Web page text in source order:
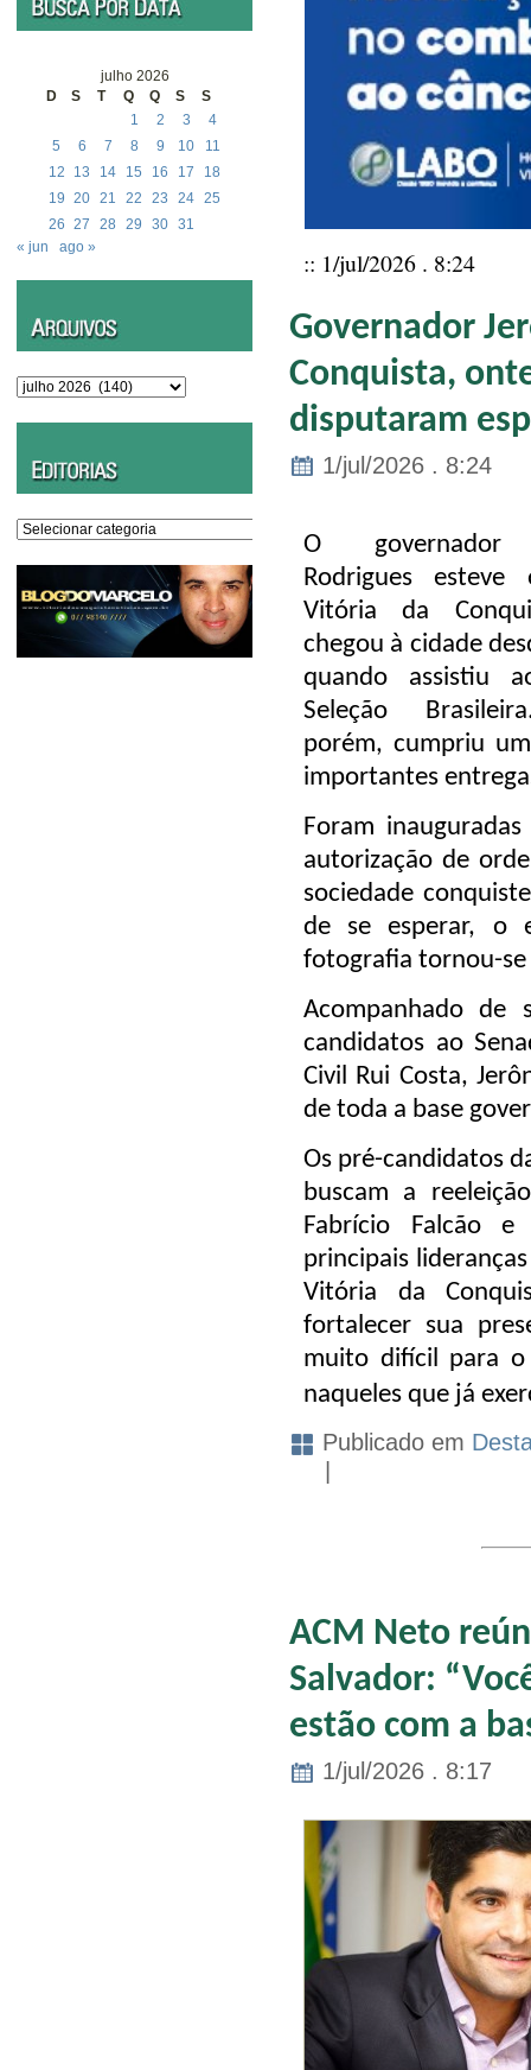
julho 2026
D
S T Q Q S
S
1
2 3
4
5
6 7 8 9 10
11
12
13 14 15 16 17
18
19 20 21 22 23 24 25
26 27 28 29 30 31
« jun
ago »
Arquivos
Editorias
:: 1/jul/2026 . 8:24
Governador
Conquista,
disputaram
1/jul/2026 . 8:24
O governador
Rodrigues esteve
Vitória da
chegou à cidade
quando assistiu
Seleção
porém, cumpriu
importantes
Foram
autorização de
sociedade
de se esperar, o
fotografia tornou-
Acompanhado de
candidatos ao
Civil Rui Costa,
de toda a base
Os pré-candidatos
buscam a
Fabrício Falcão e
principais
Vitória da
fortalecer sua
muito difícil para o
naqueles que já
Publicado em
ACM Neto
Salvador:
estão com a
1/jul/2026 . 8:17